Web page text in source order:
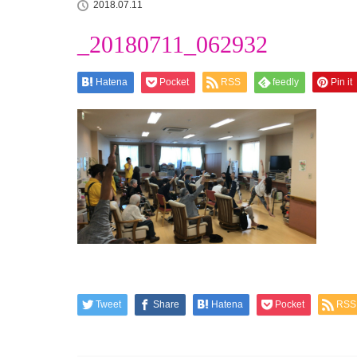
2018.07.11
_20180711_062932
Hatena Pocket RSS feedly Pin it
Tweet Share Hatena Pocket RSS